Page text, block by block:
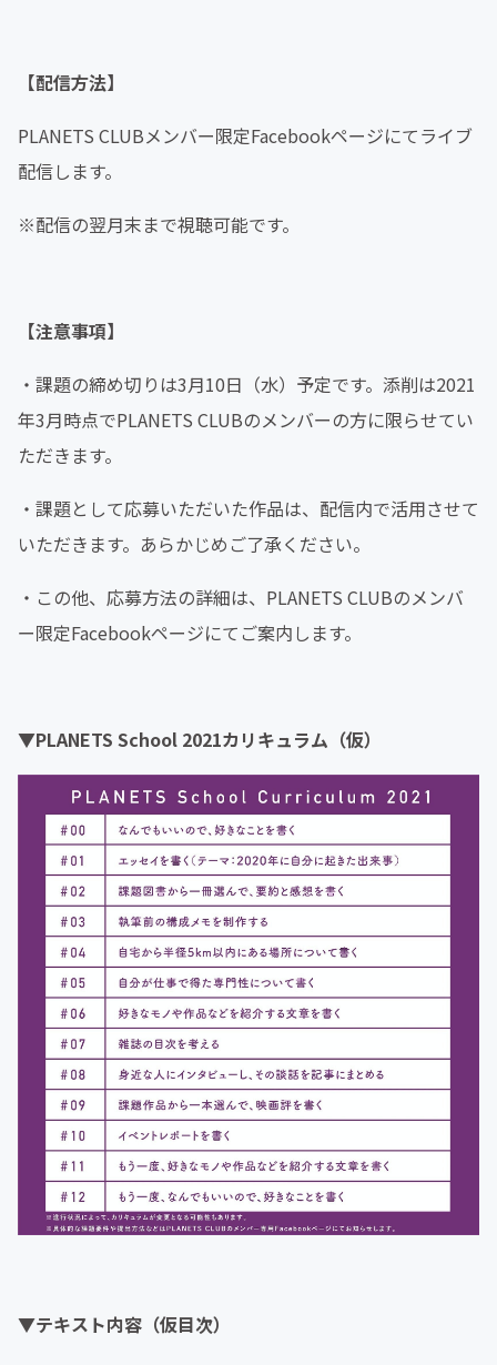
【配信方法】
PLANETS CLUBメンバー限定Facebookページにてライブ
配信します。
※配信の翌月末まで視聴可能です。
【注意事項】
・課題の締め切りは3月10日（水）予定です。添削は2021
年3月時点でPLANETS CLUBのメンバーの方に限らせてい
ただきます。
・課題として応募いただいた作品は、配信内で活用させて
いただきます。あらかじめご了承ください。
・この他、応募方法の詳細は、PLANETS CLUBのメンバ
ー限定Facebookページにてご案内します。
▼PLANETS School 2021カリキュラム（仮）
▼テキスト内容（仮目次）